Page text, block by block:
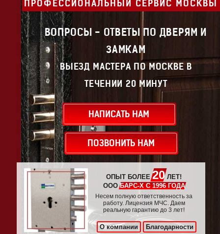
ПРОФЕССИОНАЛЬНЫЙ СЕРВИС МОСКВЫ
ВОПРОСЫ - ОТВЕТЫ ПО ДВЕРЯМ И
ЗАМКАМ
ВЫЕЗД МАСТЕРА ПО МОСКВЕ В
ТЕЧЕНИИ 20 МИНУТ
НАПИСАТЬ НАМ
ПОЗВОНИТЬ НАМ
ОПЫТ БОЛЕЕ20ЛЕТ!
ОООБАРС-Х С 1996 ГОДА
Несем полную ответственность за
работу. Лицензия МЧС. Даем
реальную гарантию до 3 лет!
О компании Благодарности